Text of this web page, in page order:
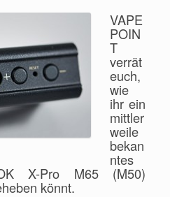
VAPE
POIN
T
verrät
euch,
wie
ihr ein
mittler
weile
bekan
ntes
X-Pro M65 (M50)
könnt.